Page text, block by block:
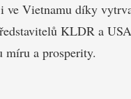
ve Vietnamu díky
KLDR a
míru a prosperity.